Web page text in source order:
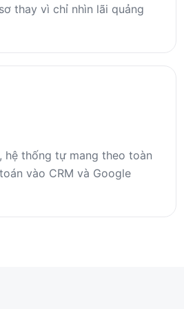
thay vì chỉ nhìn lãi quảng
hệ thống tự mang theo toàn
vào CRM và Google